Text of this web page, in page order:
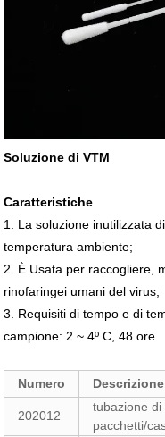
Soluzione di VTM
Caratteristiche
1. La soluzione inutilizzata
temperatura ambiente;
2. È Usata per raccogliere,
rinofaringei umani del virus;
3. Requisiti di tempo e di
campione: 2 ~ 4º C, 48 ore
Numero
202012
tubazione
pacchetti/